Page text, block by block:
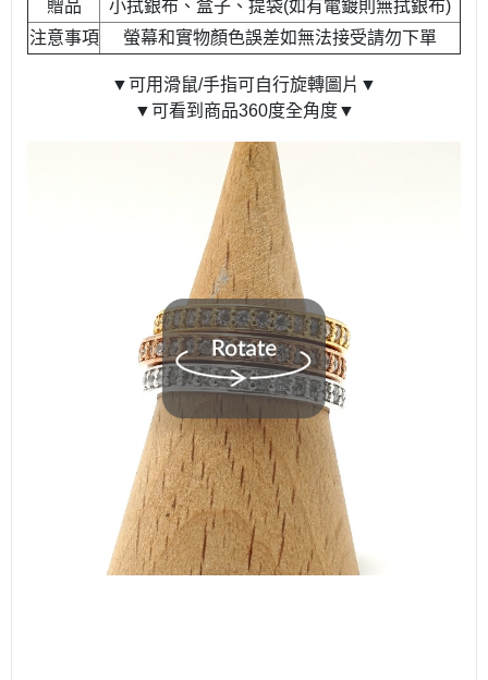
贈品
小拭銀布、盒子、提袋(如有電鍍則無拭銀布)
注意事項
螢幕和實物顏色誤差如無法接受請勿下單
▼可用滑鼠/手指可自行旋轉圖片▼
▼可看到商品360度全角度▼